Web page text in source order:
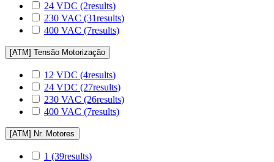
24 VDC (2results)
230 VAC (31results)
400 VAC (7results)
[ATM] Tensão Motorização
12 VDC (4results)
24 VDC (27results)
230 VAC (26results)
400 VAC (7results)
[ATM] Nr. Motores
1 (39results)